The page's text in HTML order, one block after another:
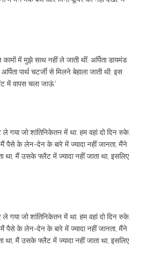
में मुझे साथ नहीं ले जाती थीं. अर्पिता डायमंड
पार्थ चटर्जी से मिलने बेहाला जाती थी. इस
में वापस चला जाऊं.’
गया जो शांतिनिकेतन में था. हम वहां दो दिन रुके.
पैसे के लेन-देन के बारे में ज्यादा नहीं जानता, मैंने
था, मैं उसके फ्लैट में ज्यादा नहीं जाता था, इसलिए
गया जो शांतिनिकेतन में था. हम वहां दो दिन रुके.
पैसे के लेन-देन के बारे में ज्यादा नहीं जानता, मैंने
था, मैं उसके फ्लैट में ज्यादा नहीं जाता था, इसलिए